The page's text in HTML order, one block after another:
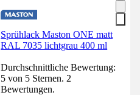
Sprühlack Maston ONE matt
RAL 7035 lichtgrau 400 ml
Durchschnittliche Bewertung:
5 von 5 Sternen. 2
Bewertungen.